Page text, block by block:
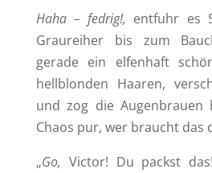
Haha – fedrig!, entfuhr es
Graureiher bis zum
gerade ein elfenhaft
hellblonden Haaren,
und zog die Augenbrauen
Chaos pur, wer braucht das
„Go, Victor! Du packst